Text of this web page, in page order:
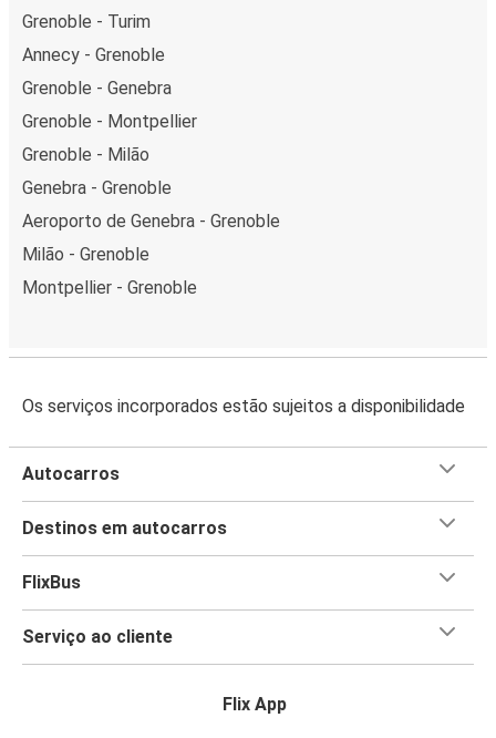
Grenoble - Turim
Annecy - Grenoble
Grenoble - Genebra
Grenoble - Montpellier
Grenoble - Milão
Genebra - Grenoble
Aeroporto de Genebra - Grenoble
Milão - Grenoble
Montpellier - Grenoble
Os serviços incorporados estão sujeitos a disponibilidade
Autocarros
Destinos em autocarros
FlixBus
Serviço ao cliente
Flix App